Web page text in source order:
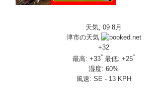
天気, 09 8月
津市の天気
+32
最高:+33° 最低:+25°
湿度:60%
風速: SE - 13 KPH